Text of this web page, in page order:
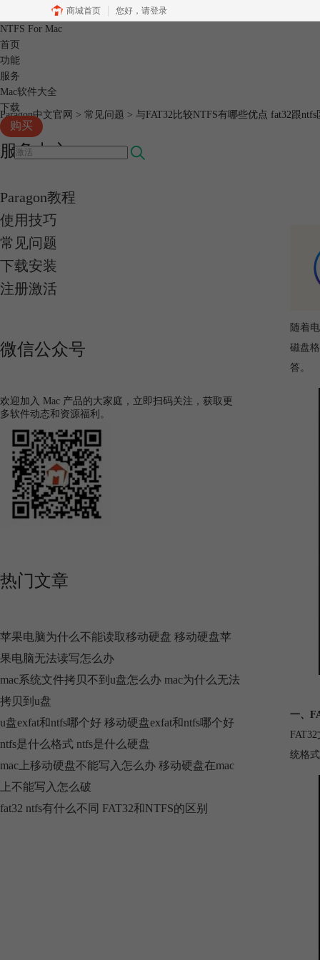
商城首页 您好， 请登录
NTFS For Mac
首页
功能
服务
Mac软件大全
下载
购买
Paragon中文官网 > 常见问题 > 与FAT32比较NTFS有哪些优点 fat32跟ntfs
服务中心
Paragon教程
使用技巧
常见问题
下载安装
注册激活
微信公众号
欢迎加入 Mac 产品的大家庭，立即扫码关注，获取更
多软件动态和资源福利。
热门文章
苹果电脑为什么不能读取移动硬盘 移动硬盘苹
果电脑无法读写怎么办
mac系统文件拷贝不到u盘怎么办 mac为什么无法
拷贝到u盘
u盘exfat和ntfs哪个好 移动硬盘exfat和ntfs哪个好
ntfs是什么格式 ntfs是什么硬盘
mac上移动硬盘不能写入怎么办 移动硬盘在mac
上不能写入怎么破
fat32 ntfs有什么不同 FAT32和NTFS的区别
随着
磁盘
答。
一、
统格